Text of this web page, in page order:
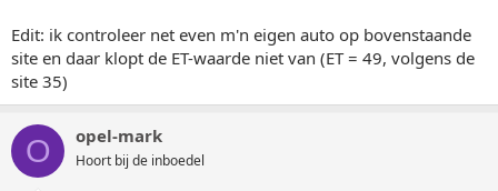
Edit: ik controleer net even m'n eigen auto op bovenstaande
site en daar klopt de ET-waarde niet van (ET = 49, volgens de
site 35)
O opel-mark
Hoort bij de inboedel